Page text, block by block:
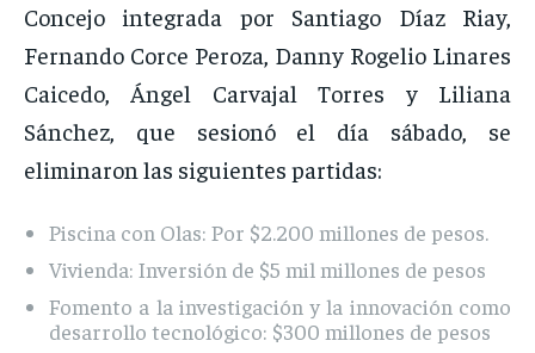
Concejo integrada por Santiago Díaz Riay,
Fernando Corce Peroza, Danny Rogelio Linares
Caicedo, Ángel Carvajal Torres y Liliana
Sánchez, que sesionó el día sábado, se
eliminaron las siguientes partidas:
Piscina con Olas: Por $2.200 millones de pesos.
Vivienda: Inversión de $5 mil millones de pesos
Fomento a la investigación y la innovación como
desarrollo tecnológico: $300 millones de pesos